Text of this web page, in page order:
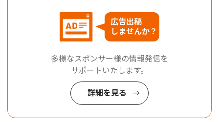
広告出稿
しませんか？
多様なスポンサー様の情報発信を
サポートいたします。
詳細を見る